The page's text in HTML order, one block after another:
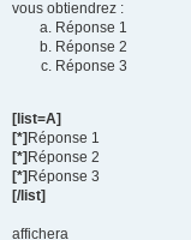
vous obtiendrez :
Réponse 1
Réponse 2
Réponse 3
[list=A]
[*] Réponse 1
[*] Réponse 2
[*] Réponse 3
[/list]
affichera